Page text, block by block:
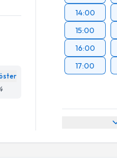
14:00
15:00
16:00
17:00